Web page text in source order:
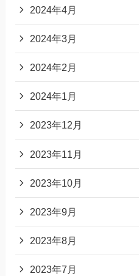
2024年4月
2024年3月
2024年2月
2024年1月
2023年12月
2023年11月
2023年10月
2023年9月
2023年8月
2023年7月